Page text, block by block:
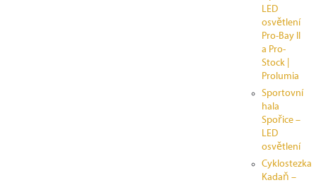
LED
osvětlení
Pro-Bay II
a Pro-
Stock |
Prolumia
Sportovní
hala
Spořice –
LED
osvětlení
Cyklostezka
Kadaň –